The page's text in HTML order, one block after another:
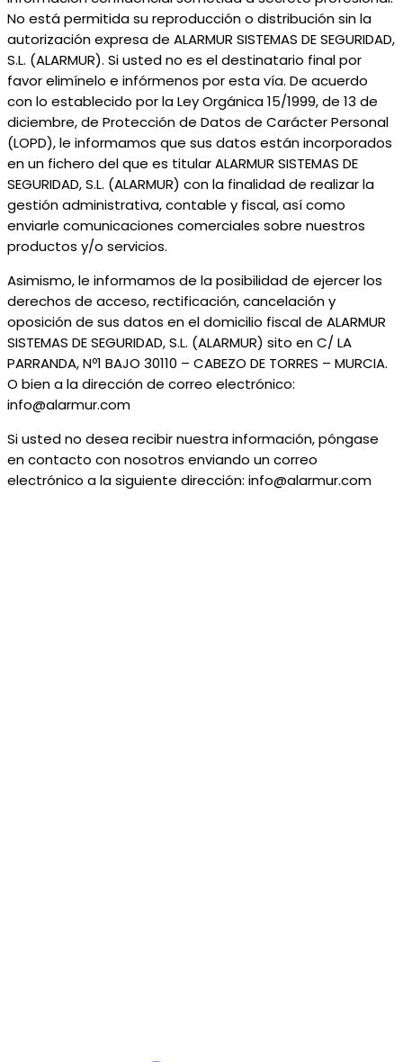
No está permitida su reproducción o distribución sin la
autorización expresa de ALARMUR SISTEMAS DE SEGURIDAD,
S.L. (ALARMUR). Si usted no es el destinatario final por
favor elimínelo e infórmenos por esta vía. De acuerdo
con lo establecido por la Ley Orgánica 15/1999, de 13 de
diciembre, de Protección de Datos de Carácter Personal
(LOPD), le informamos que sus datos están incorporados
en un fichero del que es titular ALARMUR SISTEMAS DE
SEGURIDAD, S.L. (ALARMUR) con la finalidad de realizar la
gestión administrativa, contable y fiscal, así como
enviarle comunicaciones comerciales sobre nuestros
productos y/o servicios.
Asimismo, le informamos de la posibilidad de ejercer los
derechos de acceso, rectificación, cancelación y
oposición de sus datos en el domicilio fiscal de ALARMUR
SISTEMAS DE SEGURIDAD, S.L. (ALARMUR) sito en C/ LA
PARRANDA, Nº1 BAJO 30110 – CABEZO DE TORRES – MURCIA.
O bien a la dirección de correo electrónico:
info@alarmur.com
Si usted no desea recibir nuestra información, póngase
en contacto con nosotros enviando un correo
electrónico a la siguiente dirección: info@alarmur.com